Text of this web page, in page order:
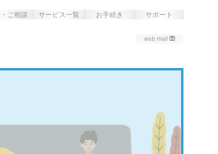
ご相談 サービス一覧 お手続き サポート
web mail